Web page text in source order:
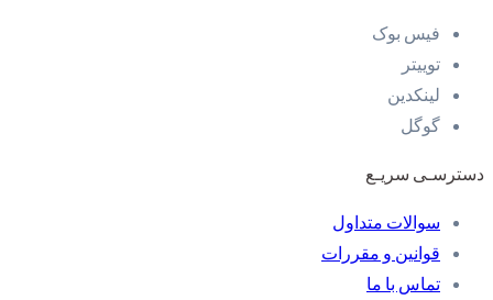
فیس بوک
توییتر
لینکدین
گوگل
دسترسـی سریـع
سوالات متداول
قوانین و مقررات
تماس با ما